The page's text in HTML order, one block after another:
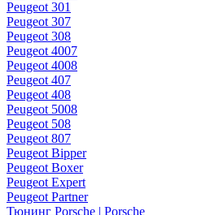
Peugeot 301
Peugeot 307
Peugeot 308
Peugeot 4007
Peugeot 4008
Peugeot 407
Peugeot 408
Peugeot 5008
Peugeot 508
Peugeot 807
Peugeot Bipper
Peugeot Boxer
Peugeot Expert
Peugeot Partner
Тюнинг Porsche | Porsche